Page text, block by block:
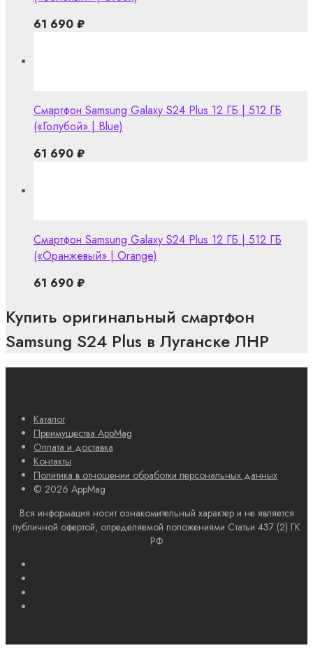
61 690 ₽
Смартфон Samsung Galaxy S24 Plus 12 ГБ | 512 ГБ
(«Голубой» | Blue)
61 690 ₽
Смартфон Samsung Galaxy S24 Plus 12 ГБ | 512 ГБ
(«Оранжевый» | Orange)
61 690 ₽
Купить оригинальный смартфон
Samsung S24 Plus в Луганске ЛНР
Каталог
Преимущества AppMag
Оплата и доставка
Контакты
Политика в отношении обработки персональных данных
© 2026 AppMag
Вся информация носит ознакомительный характер и не является
публичной офертой, определяемой положениями Статьи 437 (2) ГК
РФ